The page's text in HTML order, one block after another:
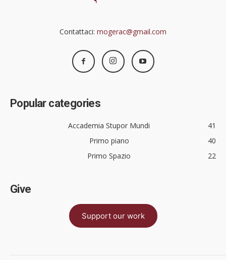
Contattaci: mogerac@gmail.com
Popular categories
Accademia Stupor Mundi
41
Primo piano
40
Primo Spazio
22
Give
Support our work